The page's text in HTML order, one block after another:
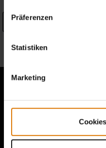
Präferenzen
Statistiken
Marketing
Berichte von